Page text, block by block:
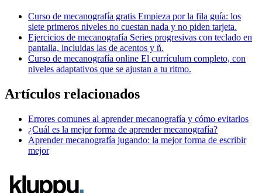
Curso de mecanografía gratis Empieza por la fila guía: los
siete primeros niveles no cuestan nada y no piden tarjeta.
Ejercicios de mecanografía Series progresivas con teclado en
pantalla, incluidas las de acentos y ñ.
Curso de mecanografía online El currículum completo, con
niveles adaptativos que se ajustan a tu ritmo.
Artículos relacionados
Errores comunes al aprender mecanografía y cómo evitarlos
¿Cuál es la mejor forma de aprender mecanografía?
Aprender mecanografía jugando: la mejor forma de escribir
mejor